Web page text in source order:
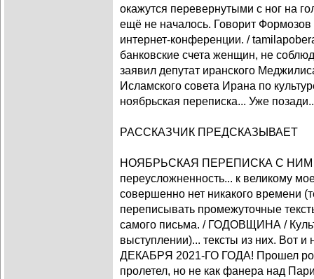
окажутся перевернутыми с ног на
ещё не началось. Говорит
интернет-конференции. /
банковские счета женщин, не
заявил депутат иранского
Исламского совета Ирана по
ноябрьская переписка... Уже
РАССКАЗЧИК ПРЕДСКАЗЫВАЕТ
НОЯБРЬСКАЯ ПЕРЕПИСКА С НИМ
переусложненность... к великому
совершенно нет никакого времени
переписывать промежуточные
самого письма. / ГОДОВЩИНА /
выступлении)... тексты из них. Вот
ДЕКАБРЯ 2021-ГО ГОДА! Прошел
пролетел, но не как фанера над